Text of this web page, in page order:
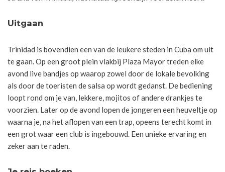
Uitgaan
Trinidad is bovendien een van de leukere steden in Cuba om uit
te gaan. Op een groot plein vlakbij Plaza Mayor treden elke
avond live bandjes op waarop zowel door de lokale bevolking
als door de toeristen de salsa op wordt gedanst. De bediening
loopt rond om je van, lekkere, mojitos of andere drankjes te
voorzien. Later op de avond lopen de jongeren een heuveltje op
waarna je, na het aflopen van een trap, opeens terecht komt in
een grot waar een club is ingebouwd. Een unieke ervaring en
zeker aan te raden.